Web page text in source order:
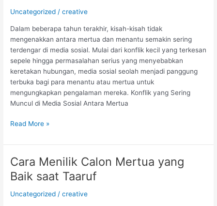
Uncategorized /creative
Dalam beberapa tahun terakhir, kisah-kisah tidak
mengenakkan antara mertua dan menantu semakin sering
terdengar di media sosial. Mulai dari konflik kecil yang terkesan
sepele hingga permasalahan serius yang menyebabkan
keretakan hubungan, media sosial seolah menjadi panggung
terbuka bagi para menantu atau mertua untuk
mengungkapkan pengalaman mereka. Konflik yang Sering
Muncul di Media Sosial Antara Mertua
dan
di
Media
Sosial
Read More »
Cara Menilik Calon Mertua yang
Baik saat Taaruf
Uncategorized /creative
Cara
Menilik
Calon
Mertua